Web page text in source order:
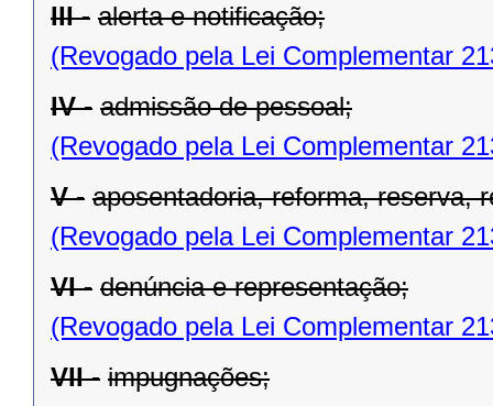
III - alerta e notificação;
(Revogado pela Lei Complementar
IV - admissão de pessoal;
(Revogado pela Lei Complementar
V - aposentadoria, reforma, reserva,
(Revogado pela Lei Complementar
VI - denúncia e representação;
(Revogado pela Lei Complementar
VII - impugnações;